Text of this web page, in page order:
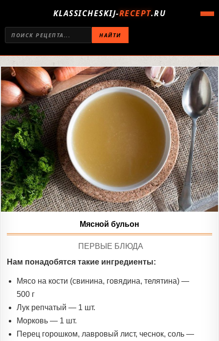
KLASSICHESKIJ-RECEPT.RU
НАЙТИ
Мясной бульон
POSTED
ПЕРВЫЕ БЛЮДА
Нам понадобятся такие ингредиенты:
Мясо на кости (свинина, говядина, телятина) —
500 г
Лук репчатый — 1 шт.
Морковь — 1 шт.
Перец горошком, лавровый лист, чеснок, соль —